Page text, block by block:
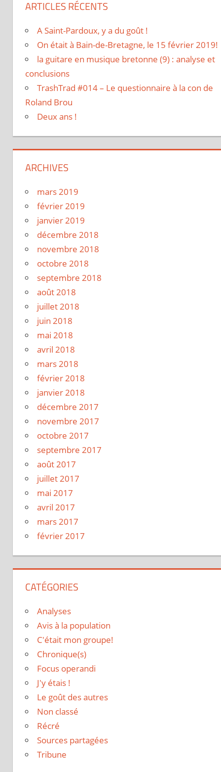
ARTICLES RÉCENTS
A Saint-Pardoux, y a du goût !
On était à Bain-de-Bretagne, le 15 février 2019!
la guitare en musique bretonne (9) : analyse et
conclusions
TrashTrad #014 – Le questionnaire à la con de
Roland Brou
Deux ans !
ARCHIVES
mars 2019
février 2019
janvier 2019
décembre 2018
novembre 2018
octobre 2018
septembre 2018
août 2018
juillet 2018
juin 2018
mai 2018
avril 2018
mars 2018
février 2018
janvier 2018
décembre 2017
novembre 2017
octobre 2017
septembre 2017
août 2017
juillet 2017
mai 2017
avril 2017
mars 2017
février 2017
CATÉGORIES
Analyses
Avis à la population
C'était mon groupe!
Chronique(s)
Focus operandi
J'y étais !
Le goût des autres
Non classé
Récré
Sources partagées
Tribune